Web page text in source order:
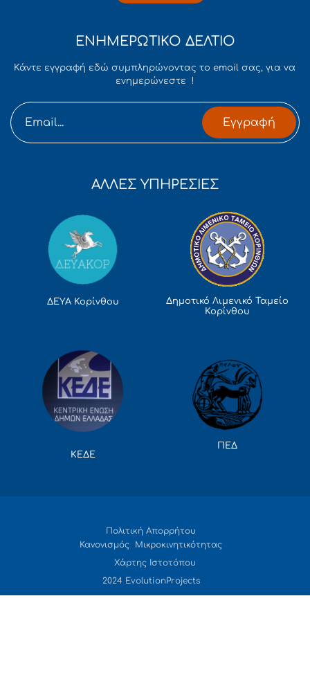
ΕΝΗΜΕΡΩΤΙΚΟ ΔΕΛΤΙΟ
Κάντε εγγραφή εδώ συμπληρώνοντας το email σας, για να
ενημερώνεστε !
Εγγραφή
ΑΛΛΕΣ ΥΠΗΡΕΣΙΕΣ
ΔΕΥΑ Κορίνθου
Δημοτικό Λιμενικό Ταμείο
Κορίνθου
ΚΕΔΕ
ΠΕΔ
Πολιτική Απορρήτου
Κανονισμός Μικροκινητικότητας
Χάρτης Ιστοτόπου
2024 EvolutionProjects